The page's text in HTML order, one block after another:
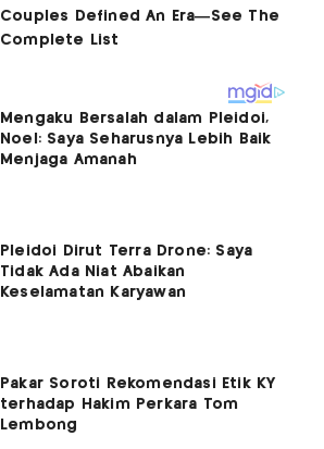
Mengaku Bersalah dalam Pleidoi,
Noel: Saya Seharusnya Lebih Baik
Menjaga Amanah
Pleidoi Dirut Terra Drone: Saya
Tidak Ada Niat Abaikan
Keselamatan Karyawan
Pakar Soroti Rekomendasi Etik KY
terhadap Hakim Perkara Tom
Lembong